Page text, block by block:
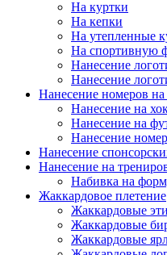
На куртки
На кепки
На утепленные
На спортивную
Нанесение
Нанесение
Нанесение номеров
Нанесение на
Нанесение на
Нанесение
Нанесение
Нанесение на
Набивка на
Жаккардовое плетение
Жаккардовые
Жаккардовые
Жаккардовые